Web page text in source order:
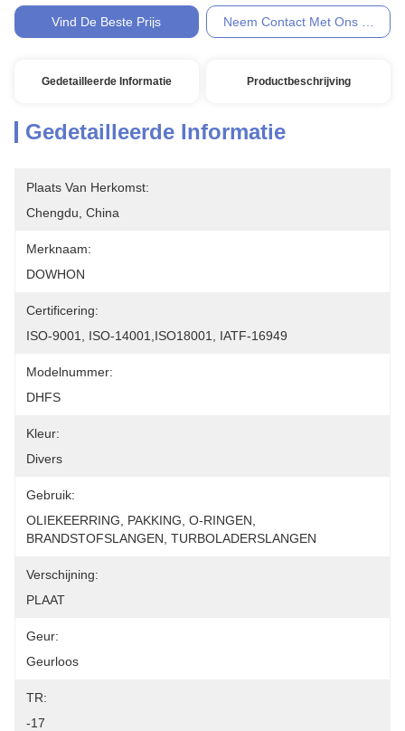
Vind De Beste Prijs Neem Contact Met Ons Op
Gedetailleerde Informatie Productbeschrijving
Gedetailleerde Informatie
Plaats Van Herkomst:
Chengdu, China
Merknaam:
DOWHON
Certificering:
ISO-9001, ISO-14001,ISO18001, IATF-16949
Modelnummer:
DHFS
Kleur:
Divers
Gebruik:
OLIEKEERRING, PAKKING, O-RINGEN,
BRANDSTOFSLANGEN, TURBOLADERSLANGEN
Verschijning:
PLAAT
Geur:
Geurloos
TR:
-17